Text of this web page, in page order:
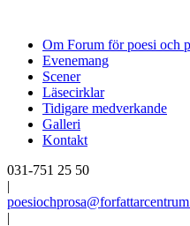
Om Forum för poesi och
Evenemang
Scener
Läsecirklar
Tidigare medverkande
Galleri
Kontakt
031-751 25 50
|
|